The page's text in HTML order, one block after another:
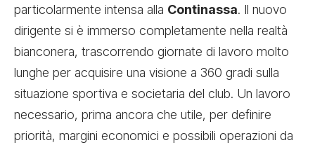
particolarmente intensa alla Continassa. Il nuovo
dirigente si è immerso completamente nella realtà
bianconera, trascorrendo giornate di lavoro molto
lunghe per acquisire una visione a 360 gradi sulla
situazione sportiva e societaria del club. Un lavoro
necessario, prima ancora che utile, per definire
priorità, margini economici e possibili operazioni da